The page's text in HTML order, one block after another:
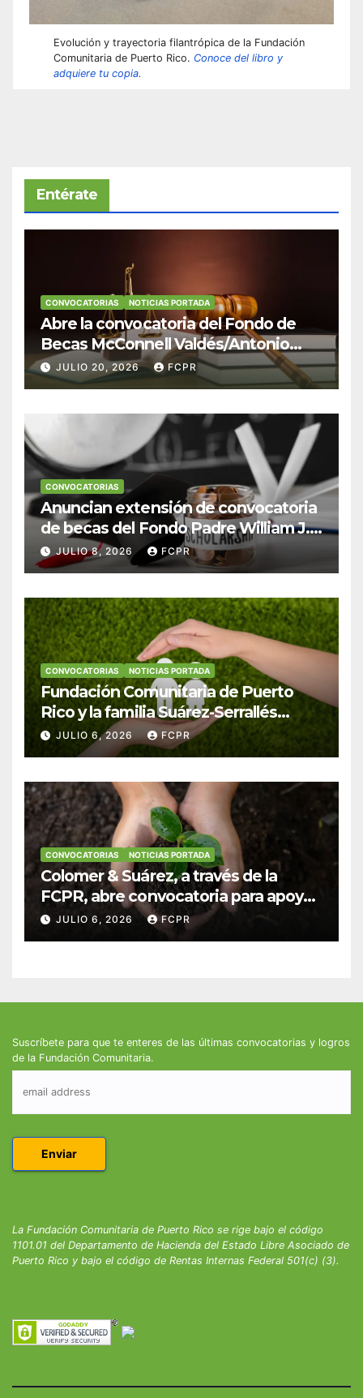
Evolución y trayectoria filantrópica de la Fundación
Comunitaria de Puerto Rico. Conoce del libro y
adquiere tu copia.
Entérate
CONVOCATORIAS NOTICIAS PORTADA
Abre la convocatoria del Fondo de
Becas McConnell Valdés/Antonio
Escudero Viera para estudiantes de
Derecho en Puerto Rico
JULIO 20, 2026 FCPR
CONVOCATORIAS
Anuncian extensión de convocatoria
de becas del Fondo Padre William J.
Hendricks, SJ para estudiantes del
Colegio San Ignacio
JULIO 8, 2026 FCPR
CONVOCATORIAS NOTICIAS PORTADA
Fundación Comunitaria de Puerto
Rico y la familia Suárez-Serrallés
anuncian convocatoria para
fortalecer hogares y albergues
JULIO 6, 2026 FCPR
CONVOCATORIAS NOTICIAS PORTADA
Colomer & Suárez, a través de la
FCPR, abre convocatoria para apoyar
proyectos de seguridad alimentaria
JULIO 6, 2026 FCPR
Suscríbete para que te enteres de las últimas convocatorias y logros
de la Fundación Comunitaria.
La Fundación Comunitaria de Puerto Rico se rige bajo el código
1101.01 del Departamento de Hacienda del Estado Libre Asociado de
Puerto Rico y bajo el código de Rentas Internas Federal 501(c) (3).